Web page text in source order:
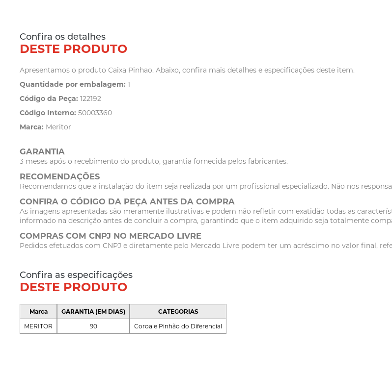
Confira os detalhes
DESTE PRODUTO
Apresentamos o produto Caixa Pinhao. Abaixo, confira mais detalhes e especificações deste item.
Quantidade por embalagem: 1
Código da Peça: 122192
Código Interno: 50003360
Marca: Meritor
GARANTIA
3 meses após o recebimento do produto, garantia fornecida pelos fabricantes.
RECOMENDAÇÕES
Recomendamos que a instalação do item seja realizada por um profissional especializado. Não nos
CONFIRA O CÓDIGO DA PEÇA ANTES DA COMPRA
As imagens apresentadas são meramente ilustrativas e podem não refletir com exatidão todas as
informado na descrição antes de concluir a compra, garantindo que o item adquirido seja totalmente
COMPRAS COM CNPJ NO MERCADO LIVRE
Pedidos efetuados com CNPJ e diretamente pelo Mercado Livre podem ter um acréscimo no valor final,
Confira as especificações
DESTE PRODUTO
Marca
MERITOR
GARANTIA (EM DIAS)
90
CATEGORIAS
Coroa e Pinhão do Diferencial